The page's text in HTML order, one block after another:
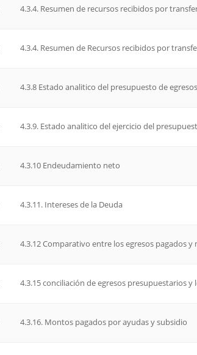
4.3.4. Resumen de recursos recibidos por
4.3.4. Resumen de Recursos recibidos por
4.3.8 Estado analitico del presupuesto de
4.3.9. Estado analitico del ejercicio del
4.3.10 Endeudamiento neto
4.3.11. Intereses de la Deuda
4.3.12 Comparativo entre los egresos pagados
4.3.15 conciliación de egresos presupuestarios y
4.3.16. Montos pagados por ayudas y subsidio